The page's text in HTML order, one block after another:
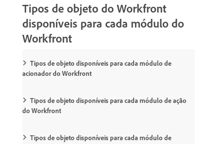
Tipos de objeto do Workfront
disponíveis para cada módulo do
Workfront
Tipos de objeto disponíveis para cada módulo de
acionador do Workfront
Tipos de objeto disponíveis para cada módulo de ação
do Workfront
Tipos de objeto disponíveis para cada módulo de